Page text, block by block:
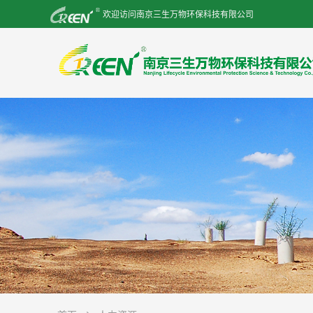
欢迎访问南京三生万物环保科技有限公司